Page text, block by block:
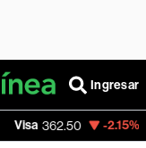
Ingresar
-2.15%